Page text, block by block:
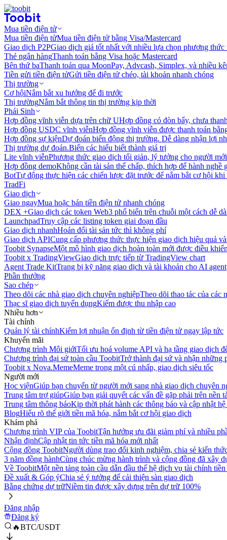
Mua tiền điện tử
Mua tiền điện tửMua tiền điện tử bằng Visa/Mastercard
Giao dịch P2PGiao dịch giá tốt nhất với nhiều lựa chọn phương thức
Thẻ ngân hàngThanh toán bằng Visa hoặc Mastercard
Bên thứ baThanh toán qua MoonPay, Advcash, Simplex, và nhiều
Tiền gửi tiền điện tửGửi tiền điện tử chéo, tài khoản nhanh chóng
Thị trường
Cơ hộiNắm bắt xu hướng để đi trước
Thị trườngNắm bắt thông tin thị trường kịp thời
Phái Sinh
Hợp đồng vĩnh viễn dựa trên chữ UHợp đồng có đòn bẩy, chưa
Hợp đồng USDC vĩnh viễnHợp đồng vĩnh viễn được thanh toán
Hợp đồng sự kiệnDự đoán biến động thị trường. Dễ dàng nhận lợi
Thị trường dự đoán.Biến các hiểu biết thành giá trị
Lite vĩnh viễnPhương thức giao dịch tối giản, lý tưởng cho người
Hợp đồng demoKhông cần tài sản thế chấp, thích hợp để hành nghề
BotTự động thực hiện các chiến lược đặt trước để nắm bắt cơ hội
TradFi
Giao dịch
Giao ngayMua hoặc bán tiền điện tử nhanh chóng
DEX +Giao dịch các token Web3 phổ biến trên chuỗi một cách dễ
LaunchpadTruy cập các listing token giai đoạn đầu
Giao dịch nhanhHoán đổi tài sản tức thì không phí
Giao dịch APICung cấp phương thức thực hiện giao dịch hiệu quả
Toobit SynapseMột mô hình giao dịch hoàn toàn mới được điều
Toobit x TradingViewGiao dịch trực tiếp từ TradingView chart
Agent Trade KitTrang bị kỹ năng giao dịch và tài khoản cho AI agent
Phần thưởng
Sao chép
Theo dõi các nhà giao dịch chuyên nghiệpTheo dõi thao tác của các
Thạc sĩ giao dịch tuyển dụngKiếm được thu nhập cao
Nhiều hơn
Tài chính
Quản lý tài chínhKiếm lợi nhuận ổn định từ tiền điện tử ngay lập tức
Khuyến mãi
Chương trình Môi giớiTối ưu hoá volume API và hạ tầng giao dịch
Chương trình đại sứ toàn cầu ToobitTrở thành đại sứ và nhận những
Toobit x Nova.MemeMeme trong một cú nhấp, giao dịch siêu tốc
Người mới
Học việnGiúp bạn chuyển từ người mới sang nhà giao dịch chuyên
Trung tâm trợ giúpGiúp bạn giải quyết các vấn đề gặp phải trên nền
Trung tâm thông báoKịp thời phát hành các thông báo và cập nhật
BlogHiểu rõ thế giới tiền mã hóa, nắm bắt cơ hội giao dịch
Khám phá
Chương trình VIP của ToobitTận hưởng ưu đãi giảm phí và nhiều
Nhận địnhCập nhật tin tức tiền mã hóa mới nhất
Cộng đồng ToobitNgười dùng trao đổi kinh nghiệm, chia sẻ kiến
3 năm đồng hànhCùng chúc mừng hành trình và cộng đồng đã xây
Về ToobitMột nền tảng toàn cầu dẫn đầu thế hệ dịch vụ tài chính
Đề xuất & Góp ýChia sẻ ý tưởng để cải thiện sàn giao dịch
Bằng chứng dự trữNiềm tin được xây dựng trên dự trữ 100%
Đăng nhập
Đăng ký
🔥BTC/USDT